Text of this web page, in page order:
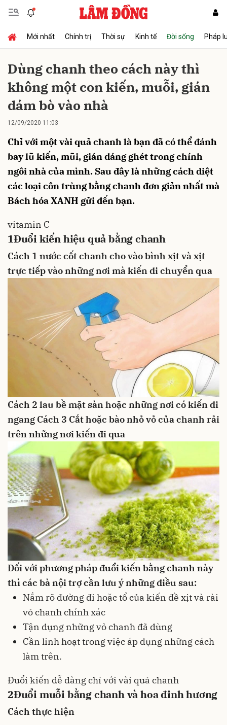
Mới nhất Chính trị Thời sự Kinh tế Đời sống Pháp
Dùng chanh theo cách này thì
không một con kiến, muỗi, gián
dám bò vào nhà
12/09/2020 11:03
Chỉ với một vài quả chanh là bạn đã có thể đánh
bay lũ kiến, mũi, gián đáng ghét trong chính
ngôi nhà của mình. Sau đây là những cách diệt
các loại côn trùng bằng chanh đơn giản nhất mà
Bách hóa XANH gửi đến bạn.
vitamin C
1Đuổi kiến hiệu quả bằng chanh
Cách 1 nước cốt chanh cho vào bình xịt và xịt
trực tiếp vào những nơi mà kiến di chuyển qua
Cách 2 lau bề mặt sàn hoặc những nơi có kiến đi
ngang Cách 3 Cắt hoặc bào nhỏ vỏ của chanh rải
trên những nơi kiến đi qua
Đối với phương pháp đuổi kiến bằng chanh này
thì các bà nội trợ cần lưu ý những điều sau:
Nắm rõ đường đi hoặc tổ của kiến đề xịt và rài
vỏ chanh chính xác
Tận dụng những vỏ chanh đã dùng
Cần linh hoạt trong việc áp dụng những cách
làm trên.
Đuổi kiến dễ dàng chỉ với vài quả chanh
2Đuổi muỗi bằng chanh và hoa đinh hương
Cách thực hiện
Gửi bình luận
Hủy Gửi